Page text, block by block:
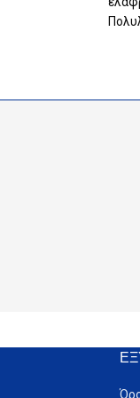
PU